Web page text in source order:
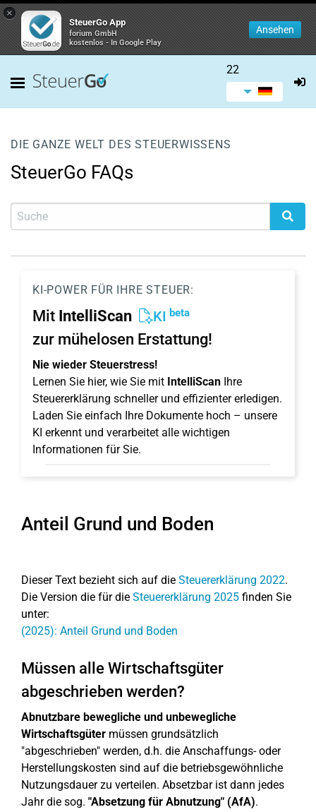
×
SteuerGo App
forium GmbH
kostenlos - In Google Play
Ansehen
22
DIE GANZE WELT DES STEUERWISSENS
SteuerGo FAQs
KI-POWER FÜR IHRE STEUER:
Mit IntelliScan KI beta
zur mühelosen Erstattung!
Nie wieder Steuerstress!
Lernen Sie hier, wie Sie mit IntelliScan Ihre
Steuererklärung schneller und effizienter erledigen.
Laden Sie einfach Ihre Dokumente hoch – unsere
KI erkennt und verarbeitet alle wichtigen
Informationen für Sie.
Anteil Grund und Boden
Dieser Text bezieht sich auf die Steuererklärung 2022.
Die Version die für die Steuererklärung 2025 finden Sie
unter:
(2025): Anteil Grund und Boden
Müssen alle Wirtschaftsgüter
abgeschrieben werden?
Abnutzbare bewegliche und unbewegliche
Wirtschaftsgüter müssen grundsätzlich
"abgeschrieben" werden, d.h. die Anschaffungs- oder
Herstellungskosten sind auf die betriebsgewöhnliche
Nutzungsdauer zu verteilen. Absetzbar ist dann jedes
Jahr die sog. "Absetzung für Abnutzung" (AfA).